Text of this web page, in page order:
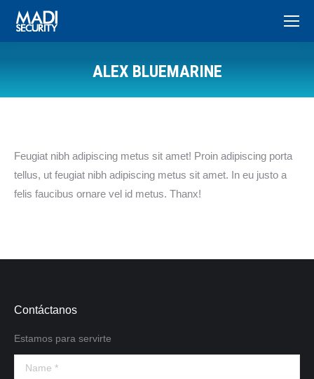
ALEX BLUEMARINE
Feugiat nibh adipiscing metus sit amet! Proin adipiscing porta
tellus, ut feugiat nibh adipiscing metus sit amet. In eu justo a
felis faucibus ornare vel id metus. Thanx!
Contáctanos
Estamos para servirte
Name *